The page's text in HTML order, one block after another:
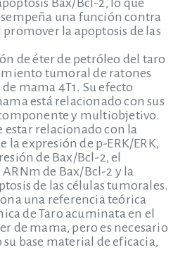
Bax/Bcl-2, lo que
una función contra
la apoptosis de las
de éter de petróleo del taro
tumoral de ratones
mama 4T1. Su efecto
está relacionado con sus
y multiobjetivo.
estar relacionado con la
la expresión de p-ERK/ERK,
de Bax/Bcl-2, el
de Bax/Bcl-2 y la
de las células tumorales.
una referencia teórica
de Taro acuminata en el
de mama, pero es necesario
base material de eficacia,